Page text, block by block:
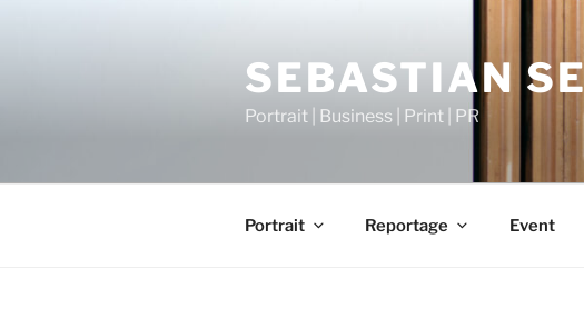
SEBASTIAN
Portrait | Business | Print | PR
Portrait Reportage Event